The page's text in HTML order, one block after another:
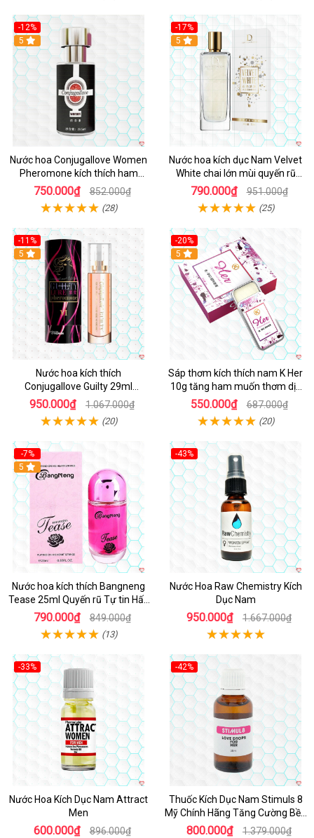
-12%
5
Nước hoa Conjugallove Women
Pheromone kích thích ham
muốn tình dục
750.000₫ 852.000₫
(28)
-17%
5
Nước hoa kích dục Nam Velvet
White chai lớn mùi quyến rũ
mạnh
790.000₫ 951.000₫
(25)
-11%
5
Nước hoa kích thích
Conjugallove Guilty 29ml
Pheromone tăng ham muốn
950.000₫ 1.067.000₫
(20)
-20%
5
Sáp thơm kích thích nam K Her
10g tăng ham muốn thơm dịu
dễ dùng
550.000₫ 687.000₫
(20)
-7%
5
Nước hoa kích thích Bangneng
Tease 25ml Quyến rũ Tự tin Hấp
dẫn
790.000₫ 849.000₫
(13)
-43%
Nước Hoa Raw Chemistry Kích
Dục Nam
950.000₫ 1.667.000₫
-33%
Nước Hoa Kích Dục Nam Attract
Men
600.000₫ 896.000₫
-42%
Thuốc Kích Dục Nam Stimuls 8
Mỹ Chính Hãng Tăng Cường Bền
Bỉ
800.000₫ 1.379.000₫